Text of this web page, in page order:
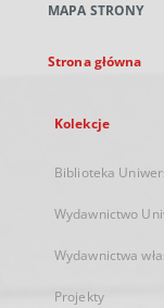
karcie
MAPA STRONY
Strona główna
Kolekcje
Biblioteka
Wydawnictwo
Wydawnictwa
Projekty